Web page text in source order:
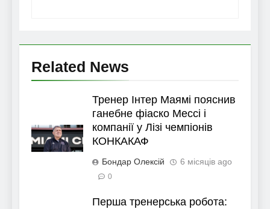
Related News
Тренер Інтер Маямі пояснив
ганебне фіаско Мессі і
компанії у Лізі чемпіонів
КОНКАКАФ
Бондар Олексій 6 місяців ago
0
Перша тренерська робота: